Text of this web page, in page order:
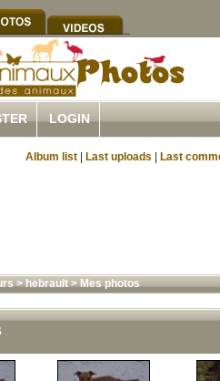
LOGIN
Album list Last uploads Last
>hebrault>Mes photos